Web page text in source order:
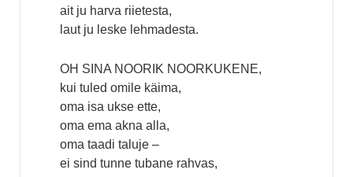
ait ju harva riietesta,
laut ju leske lehmadesta.
OH SINA NOORIK NOORKUKENE,
kui tuled omile käima,
oma isa ukse ette,
oma ema akna alla,
oma taadi taluje –
ei sind tunne tubane rahvas,